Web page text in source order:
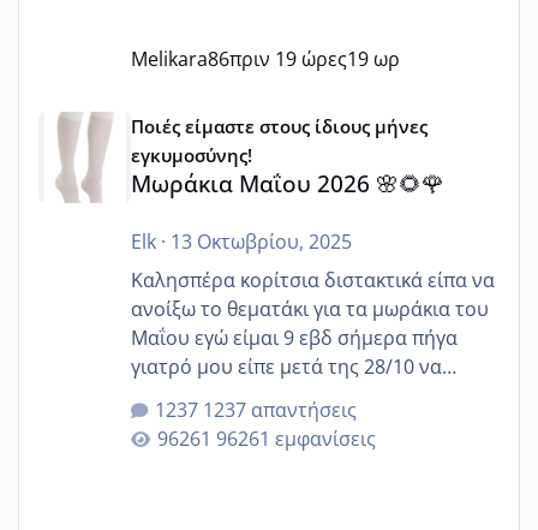
Melikara86πριν 19 ώρες19 ωρ
Μωράκια Μαΐου 2026 🌸🌻🌹
Ποιές είμαστε στους ίδιους μήνες
εγκυμοσύνης!
Μωράκια Μαΐου 2026 🌸🌻🌹
Elk· 13 Οκτωβρίου, 2025
Καλησπέρα κορίτσια διστακτικά είπα να
ανοίξω το θεματάκι για τα μωράκια του
Μαΐου εγώ είμαι 9 εβδ σήμερα πήγα
γιατρό μου είπε μετά της 28/10 να
κλείσω ραντεβού για την αυχενική είναι
καμιά άλλη κοπέλα να γεννάει Μάιο ;;
1237 απαντήσεις
96261 εμφανίσεις